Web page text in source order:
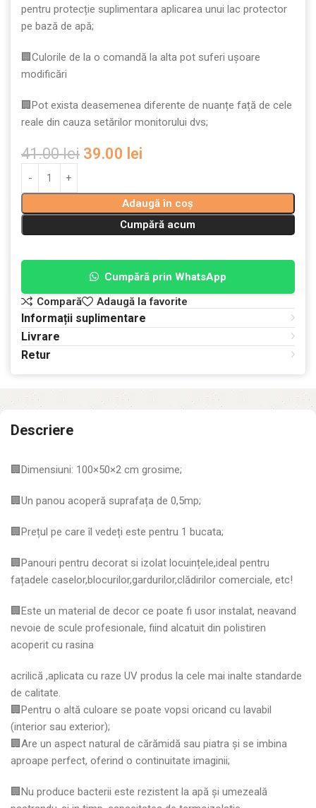
pentru protecție suplimentara aplicarea unui lac protector
pe bază de apă;
🏢Culorile de la o comandă la alta pot suferi ușoare
modificări
🏢Pot exista deasemenea diferente de nuanțe față de cele
reale din cauza setărilor monitorului dvs;
41.00lei 39.00 lei
Adaugă în coș
Cumpără acum
Cumpără prin WhatsApp
Compară
Adaugă la favorite
Informații suplimentare
Livrare
Retur
Descriere
🏢Dimensiuni: 100×50×2 cm grosime;
🏢Un panou acoperă suprafața de 0,5mp;
🏢Prețul pe care îl vedeți este pentru 1 bucata;
🏢Panouri pentru decorat si izolat locuințele,ideal pentru
fațadele caselor,blocurilor,gardurilor,clădirilor comerciale, etc!
🏢Este un material de decor ce poate fi usor instalat, neavand
nevoie de scule profesionale, fiind alcatuit din polistiren
acoperit cu rasina
acrilică ,aplicata cu raze UV produs la cele mai inalte standarde
de calitate.
🏢Pentru o altă culoare se poate vopsi oricand cu lavabil
(interior sau exterior);
🏢Are un aspect natural de cărămidă sau piatra și se imbina
aproape perfect, oferind o continuitate imaginii;
🏢Nu produce bacterii este rezistent la apă şi umezeală